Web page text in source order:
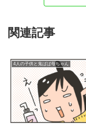
関連記事
4人の子供と鬼ばば母ちゃん